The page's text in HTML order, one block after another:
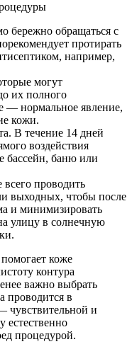
бережно обращаться с
протирать
например,
могут
их полного
— нормальное явление,
кожи.
В течение 14 дней
воздействия
бассейн, баню или
проводить
выходных, чтобы после
и минимизировать
улицу в солнечную
коже
контура
важно выбрать
проводится в
чувствительной и
естественно
процедурой.